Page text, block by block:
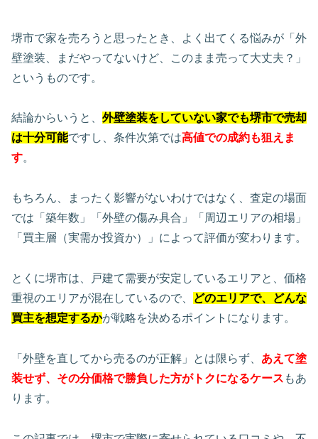
堺市で家を売ろうと思ったとき、よく出てくる悩みが「外
壁塗装、まだやってないけど、このまま売って大丈夫？」
というものです。
結論からいうと、 外壁塗装をしていない家でも堺市で売却
は十分可能ですし、条件次第では高値での成約も狙えま
す。
もちろん、まったく影響がないわけではなく、査定の場面
では「築年数」「外壁の傷み具合」「周辺エリアの相場」
「買主層（実需か投資か）」によって評価が変わります。
とくに堺市は、戸建て需要が安定しているエリアと、価格
重視のエリアが混在しているので、
どのエリアで、どんな
買主を想定するかが戦略を決めるポイントになります。
「外壁を直してから売るのが正解」とは限らず、 あえて塗
装せず、その分価格で勝負した方がトクになるケース もあ
ります。